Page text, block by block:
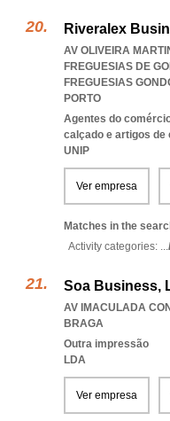
Riveralex
AV OLIVEIRA
FREGUESIAS DE
FREGUESIAS
PORTO
Agentes do
calçado e artigos de
UNIP
Ver empresa
Matches in the
Activity categories: ...
Soa Business,
AV IMACULADA
BRAGA
Outra impressão
LDA
Ver empresa